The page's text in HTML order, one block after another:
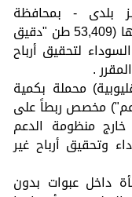
بلدى - بمحافظة
القليوبية) لتصرفه فى كمية قدرها (53,409 طن "دقيق
لتحقيق أرباح
.
محملة بكمية
مدعم") مخصص ربطاً على
خارج منظومة الدعم
وتحقيق أرباح غير
داخل عبوات بدون